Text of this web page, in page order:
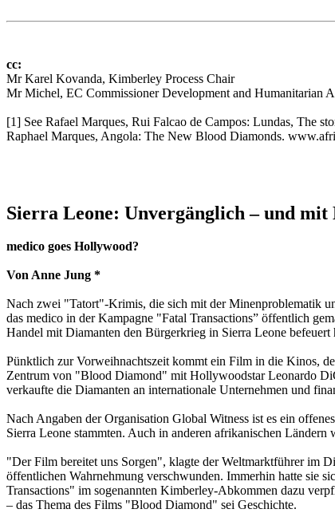
cc:
Mr Karel Kovanda, Kimberley Process Chair
Mr Michel, EC Commissioner Development and Humanitarian
[1] See Rafael Marques, Rui Falcao de Campos: Lundas, The
Raphael Marques, Angola: The New Blood Diamonds.
Sierra Leone: Unvergänglich – und
medico goes Hollywood?
Von Anne Jung *
Nach zwei "Tatort"-Krimis, die sich mit der Minenproblematik
das medico in der Kampagne "Fatal Transactions” öffentlich
Handel mit Diamanten den Bürgerkrieg in Sierra Leone
Pünktlich zur Vorweihnachtszeit kommt ein Film in die Kinos,
Zentrum von "Blood Diamond" mit Hollywoodstar Leonardo
verkaufte die Diamanten an internationale Unternehmen und
Nach Angaben der Organisation Global Witness ist es ein
Sierra Leone stammten. Auch in anderen afrikanischen
"Der Film bereitet uns Sorgen", klagte der Weltmarktführer im
öffentlichen Wahrnehmung verschwunden. Immerhin hatte sie
Transactions" im sogenannten Kimberley-Abkommen dazu
– das Thema des Films "Blood Diamond" sei Geschichte.